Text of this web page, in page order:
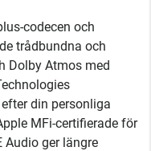
codecen och
trådbundna och
Dolby Atmos med
din personliga
MFi-certifierade för
ger längre